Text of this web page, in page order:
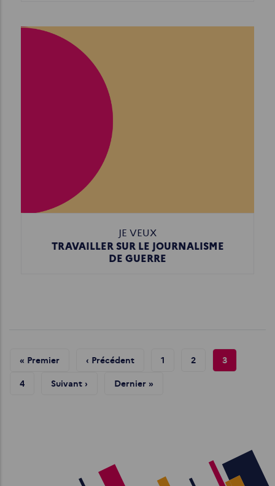
JE VEUX
TRAVAILLER SUR LE JOURNALISME
DE GUERRE
Pagination
Première
Page
« Premier
Page
Précédente
‹ Précédent Page
1 Page
2
Page
3
Page
4
Page
Suivant ›
Dernière
Dernier »